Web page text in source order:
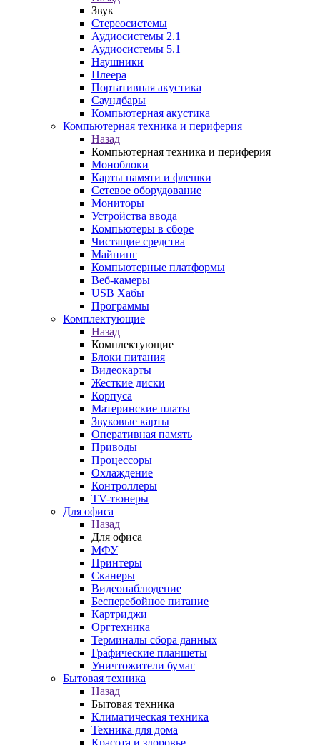
Звук
Стереосистемы
Аудиосистемы 2.1
Аудиосистемы 5.1
Наушники
Плеера
Портативная акустика
Саундбары
Компьютерная акустика
Компьютерная техника и периферия
Назад
Компьютерная техника и периферия
Моноблоки
Карты памяти и флешки
Сетевое оборудование
Мониторы
Устройства ввода
Компьютеры в сборе
Чистящие средства
Майнинг
Компьютерные платформы
Веб-камеры
USB Хабы
Программы
Комплектующие
Назад
Комплектующие
Блоки питания
Видеокарты
Жесткие диски
Корпуса
Материнские платы
Звуковые карты
Оперативная память
Приводы
Процессоры
Охлаждение
Контроллеры
TV-тюнеры
Для офиса
Назад
Для офиса
МФУ
Принтеры
Сканеры
Видеонаблюдение
Бесперебойное питание
Картриджи
Оргтехника
Терминалы сбора данных
Графические планшеты
Уничтожители бумаг
Бытовая техника
Назад
Бытовая техника
Климатическая техника
Техника для дома
Красота и здоровье